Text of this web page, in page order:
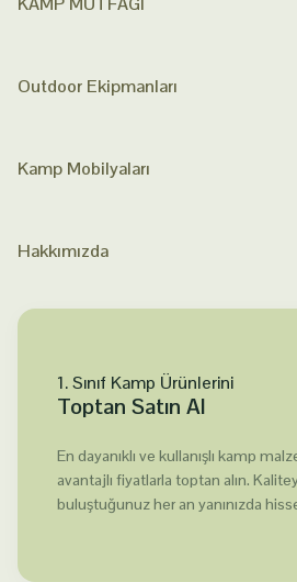
Outdoor Ekipmanları
Kamp Mobilyaları
Hakkımızda
1. Sınıf Kamp Ürünlerini
Toptan Satın Al
En dayanıklı ve kullanışlı kamp
avantajlı fiyatlarla toptan alın.
buluştuğunuz her an yanınızda